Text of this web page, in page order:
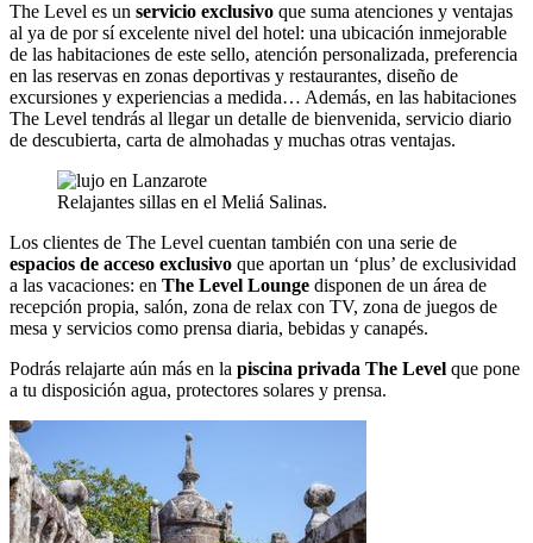
The Level es un servicio exclusivo que suma atenciones y ventajas
al ya de por sí excelente nivel del hotel: una ubicación inmejorable
de las habitaciones de este sello, atención personalizada, preferencia
en las reservas en zonas deportivas y restaurantes, diseño de
excursiones y experiencias a medida… Además, en las habitaciones
The Level tendrás al llegar un detalle de bienvenida, servicio diario
de descubierta, carta de almohadas y muchas otras ventajas.
Relajantes sillas en el Meliá Salinas.
Los clientes de The Level cuentan también con una serie de
espacios de acceso exclusivo que aportan un ‘plus’ de exclusividad
a las vacaciones: en The Level Lounge disponen de un área de
recepción propia, salón, zona de relax con TV, zona de juegos de
mesa y servicios como prensa diaria, bebidas y canapés.
Podrás relajarte aún más en la piscina privada The Level que pone
a tu disposición agua, protectores solares y prensa.